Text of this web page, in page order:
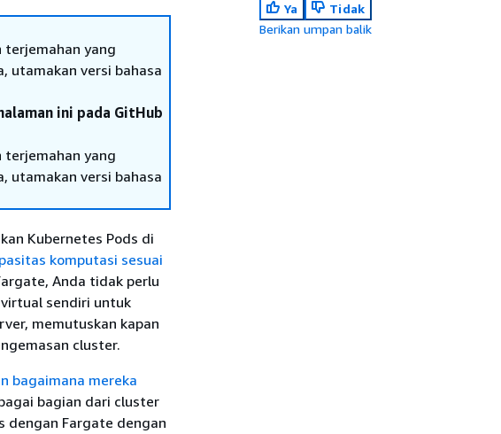
terjemahan yang
utamakan versi bahasa
ini pada GitHub
terjemahan yang
utamakan versi bahasa
Kubernetes Pods di
komputasi sesuai
Anda tidak perlu
sendiri untuk
memutuskan kapan
cluster.
bagaimana mereka
bagian dari cluster
dengan Fargate dengan
Ya
Tidak
Berikan umpan balik